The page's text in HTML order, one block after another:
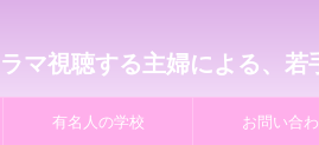
マ視聴する主婦による、
有名人の学校 お問い合